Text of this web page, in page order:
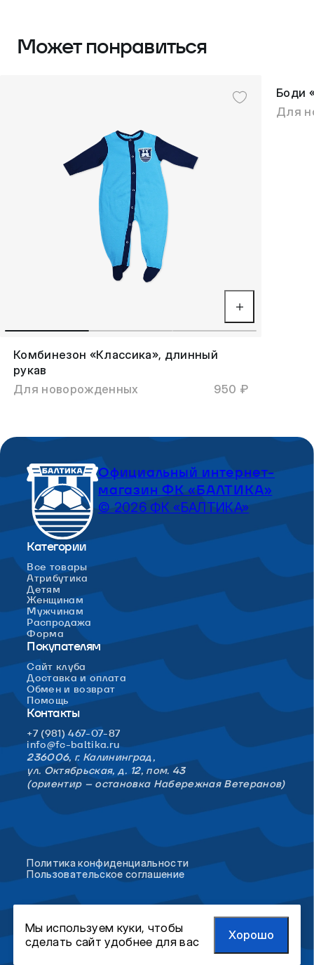
Может понравиться
Комбинезон «Классика», длинный
рукав
Для новорожденных
950 ₽
Боди
Для
Официальный интернет-
магазин ФК «БАЛТИКА»
© 2026 ФК «БАЛТИКА»
Категории
Все товары
Атрибутика
Детям
Женщинам
Мужчинам
Распродажа
Форма
Покупателям
Сайт клуба
Доставка и оплата
Обмен и возврат
Помощь
Контакты
+7 (981) 467-07-87
info@fc-baltika.ru
236006, г. Калининград,
ул. Октябрьская, д. 12, пом. 43
(ориентир – остановка Набережная Ветеранов)
Политика конфиденциальности
Пользовательское соглашение
Мы используем куки, чтобы
сделать сайт удобнее для вас
Хорошо